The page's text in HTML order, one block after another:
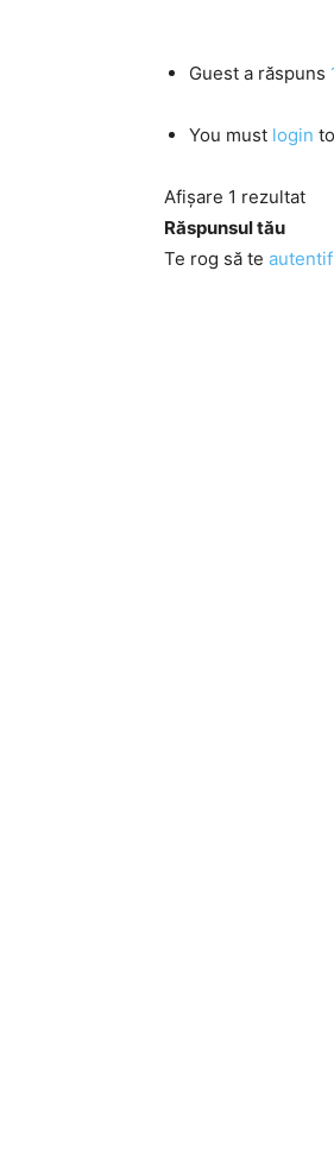
Guest a răspuns
You must login
Afișare 1 rezultat
Răspunsul tău
Te rog să te